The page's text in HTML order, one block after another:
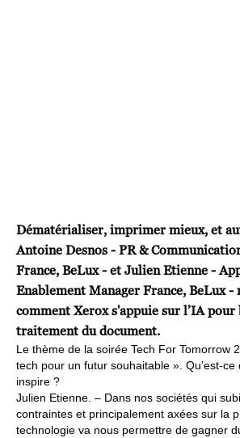
Dématérialiser, imprimer mieux, et
Antoine Desnos - PR &
France, BeLux - et Julien Etienne -
Enablement Manager France, BeLux -
comment Xerox s'appuie sur l’IA pour
traitement du document.
Le thème de la soirée Tech For Tomorrow
tech pour un futur souhaitable ». Qu’est-ce
inspire ?
Julien Etienne. – Dans nos sociétés qui
contraintes et principalement axées sur la
technologie va nous permettre de gagner